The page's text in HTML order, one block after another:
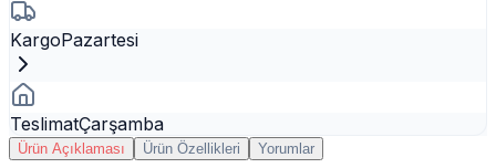
KargoPazartesi
TeslimatÇarşamba
Ürün Açıklaması Ürün Özellikleri Yorumlar